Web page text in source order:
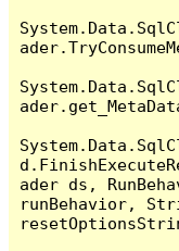
ader ds,
runBehavior,